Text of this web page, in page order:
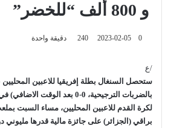
و 800 ألف “للخضر”
2023-02-05 0 دقيقة واحدة
/ع
بالضربات الترجيحية، 0-0 بعد
لكرة القدم للاعبين المحليين، مساء السبت
براقي (الجزائر) على جائزة مالية قدرها مليوني